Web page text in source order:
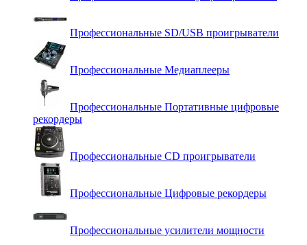
Профессиональные SD/USB проигрыватели
Профессиональные Медиаплееры
Профессиональные Портативные цифровые
рекордеры
Профессиональные СD проигрыватели
Профессиональные Цифровые рекордеры
Профессиональные усилители мощности